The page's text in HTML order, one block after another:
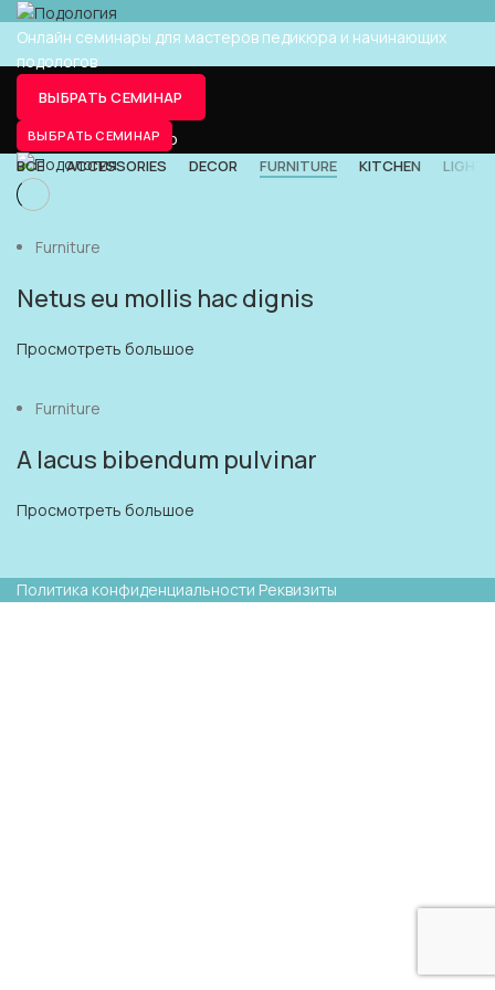
Онлайн семинары для мастеров педикюра и начинающих
подологов
ВЫБРАТЬ СЕМИНАР
ВЫБРАТЬ СЕМИНАР
FURNITURE
ГЛАВНАЯ PORTFOLIO
ВСЕ ACCESSORIES DECOR FURNITURE KITCHEN
Furniture
Netus eu mollis hac dignis
Просмотреть большое
Furniture
A lacus bibendum pulvinar
Просмотреть большое
Политика конфиденциальности Реквизиты